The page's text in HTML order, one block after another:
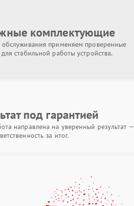
комплектующие
обслуживания применяем проверенные
стабильной работы устройства.
под гарантией
направлена на уверенный результат —
за итог.